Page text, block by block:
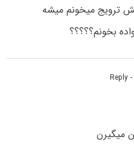
ترویج میخونم میشه
بخونم؟؟؟؟؟
-
میگیرن